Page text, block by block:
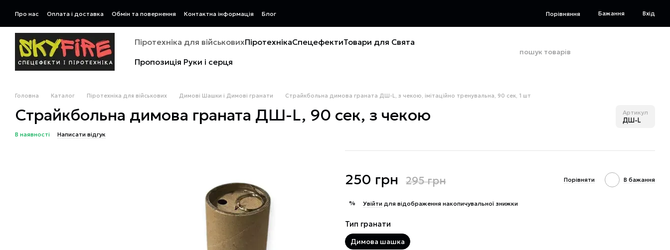
Про нас Оплата і доставка Обмін та повернення Контактна інформація Блог Порівняння Бажання Вхід
Піротехніка для військовихПіротехнікаСпецефектиТовари для Свята
Пропозиція Руки і серця
Головна Каталог Піротехніка для військових Димові Шашки і Димові гранати Страйкбольна димова граната ДШ-L, з чекою, імітаційно тренувальна, 90 сек, 1 шт
Страйкбольна димова граната ДШ-L, 90 сек, з чекою Артикул
ДШ-L
В наявності Написати відгук
250 грн 295 грн Порівняти В бажання
% Увійти для відображення накопичувальної знижки
Тип гранати
Димова шашка